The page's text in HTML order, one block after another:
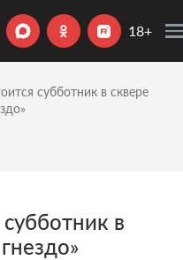
18+
субботник в сквере
в